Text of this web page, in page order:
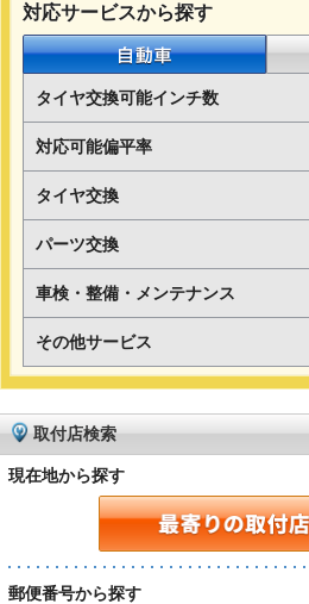
対応サービスから探す
自動車
タイヤ交換可能インチ数
対応可能偏平率
タイヤ交換
パーツ交換
車検・整備・メンテナンス
その他サービス
取付店検索
現在地から探す
郵便番号から探す